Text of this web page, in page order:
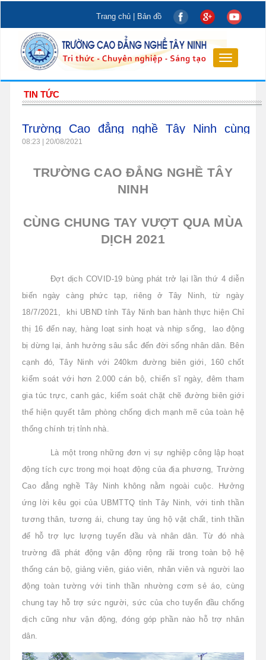
Trang chủ Bản đồ
Toggle
navigation
TIN TỨC
Trường Cao đẳng nghề Tây Ninh cùng
chung tay vượt qua mùa dịch 2021
08:23 | 20/08/2021
TRƯỜNG CAO ĐẲNG NGHỀ TÂY
NINH
CÙNG CHUNG TAY VƯỢT QUA MÙA
DỊCH 2021
Đợt dịch COVID-19 bùng phát trở lại lần thứ 4 diễn
biến ngày càng phức tạp, riêng ở Tây Ninh, từ ngày
18/7/2021, khi UBND tỉnh Tây Ninh ban hành thực hiện Chỉ
thị 16 đến nay, hàng loạt sinh hoạt và nhịp sống, lao động
bị dừng lại, ảnh hưởng sâu sắc đến đời sống nhân dân. Bên
cạnh đó, Tây Ninh với 240km đường biên giới, 160 chốt
kiểm soát với hơn 2.000 cán bộ, chiến sĩ ngày, đêm tham
gia túc trực, canh gác, kiểm soát chặt chẽ đường biên giới
thể hiện quyết tâm phòng chống dịch mạnh mẽ của toàn hệ
thống chính trị tỉnh nhà.
Là một trong những đơn vị sự nghiệp công lập hoạt
động tích cực trong mọi hoạt động của địa phương, Trường
Cao đẳng nghề Tây Ninh không nằm ngoài cuộc. Hưởng
ứng lời kêu gọi của UBMTTQ tỉnh Tây Ninh, với tinh thần
tương thân, tương ái, chung tay ủng hộ vật chất, tinh thần
để hỗ trợ lực lượng tuyến đầu và nhân dân. Từ đó nhà
trường đã phát động vận động rộng rãi trong toàn bộ hệ
thống cán bộ, giảng viên, giáo viên, nhân viên và người lao
động toàn tường với tinh thần nhường cơm sẻ áo, cùng
chung tay hỗ trợ sức người, sức của cho tuyến đầu chống
dịch cũng như vận động, đóng góp phần nào hỗ trợ nhân
dân.